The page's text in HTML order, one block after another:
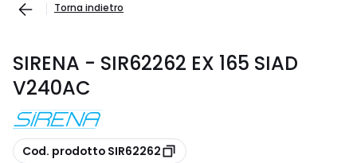
Torna indietro
SIRENA - SIR62262 EX 165 SIAD
V240AC
copia
Cod. prodotto SIR62262